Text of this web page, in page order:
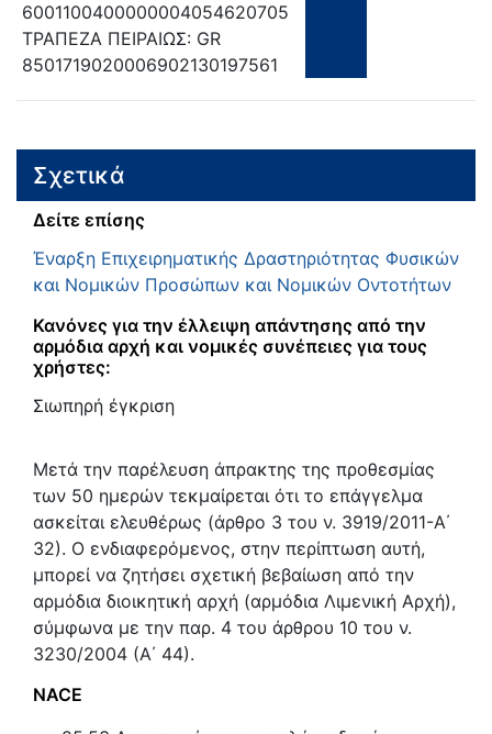
6001100400000004054620705
ΤΡΑΠΕΖΑ ΠΕΙΡΑΙΩΣ: GR
8501719020006902130197561
Σχετικά
Δείτε επίσης
Έναρξη Επιχειρηματικής Δραστηριότητας Φυσικών
και Νομικών Προσώπων και Νομικών Οντοτήτων
Κανόνες για την έλλειψη απάντησης από την
αρμόδια αρχή και νομικές συνέπειες για τους
χρήστες:
Σιωπηρή έγκριση
Μετά την παρέλευση άπρακτης της προθεσμίας
των 50 ημερών τεκμαίρεται ότι το επάγγελμα
ασκείται ελευθέρως (άρθρο 3 του ν. 3919/2011-Α΄
32). Ο ενδιαφερόμενος, στην περίπτωση αυτή,
μπορεί να ζητήσει σχετική βεβαίωση από την
αρμόδια διοικητική αρχή (αρμόδια Λιμενική Αρχή),
σύμφωνα με την παρ. 4 του άρθρου 10 του ν.
3230/2004 (Α΄ 44).
NACE